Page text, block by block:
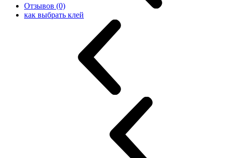
Отзывов (0)
как выбрать клей